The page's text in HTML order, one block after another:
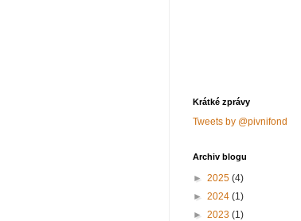
Krátké zprávy
Tweets by @pivnifond
Archiv blogu
► 2025 (4)
► 2024 (1)
► 2023 (1)